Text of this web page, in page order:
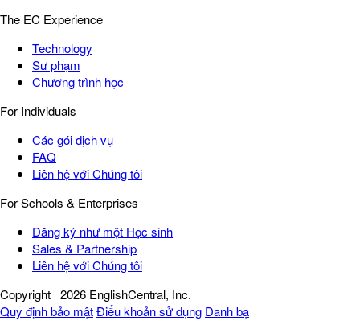
The EC Experience
Technology
Sư phạm
Chương trình học
For Individuals
Các gói dịch vụ
FAQ
Liên hệ với Chúng tôi
For Schools & Enterprises
Đăng ký như một Học sinh
Sales & Partnership
Liên hệ với Chúng tôi
Copyright 2026 EnglishCentral, Inc.
Quy định bảo mậtĐiểu khoản sử dụng Danh bạ